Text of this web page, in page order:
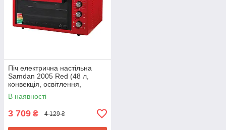
Піч електрична настільна
Samdan 2005 Red (48 л,
конвекція, освітлення,
таймер, 4 режими, червоний
колір)
В наявності
3 709 ₴ 4 129 ₴